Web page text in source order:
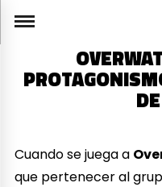
Cuando se juega a
que pertenecer al